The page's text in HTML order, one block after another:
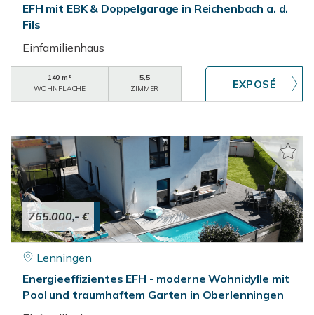
EFH mit EBK & Doppelgarage in Reichenbach a. d.
Fils
Einfamilienhaus
140 m²
WOHNFLÄCHE
5,5
ZIMMER
765.000,- €
Lenningen
Energieeffizientes EFH - moderne Wohnidylle mit
Pool und traumhaftem Garten in Oberlenningen